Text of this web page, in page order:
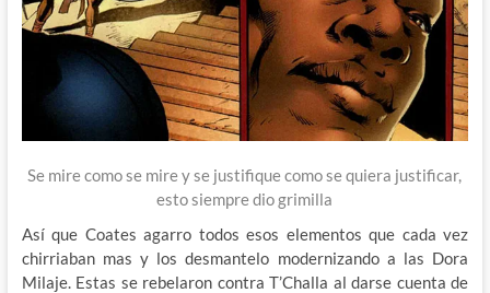
Se mire como se mire y se justifique como se quiera justificar,
esto siempre dio grimilla
Así que Coates agarro todos esos elementos que cada vez
chirriaban mas y los desmantelo modernizando a las Dora
Milaje. Estas se rebelaron contra T’Challa al darse cuenta de